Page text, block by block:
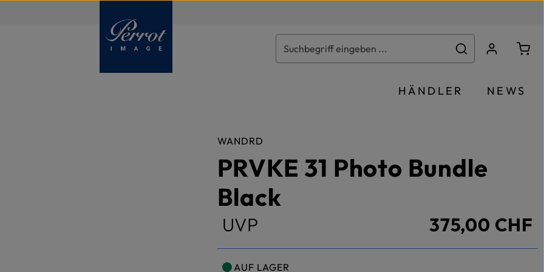
HÄNDLER NEWS
WANDRD
PRVKE 31 Photo Bundle
Black
UVP 375,00 CHF
AUF LAGER